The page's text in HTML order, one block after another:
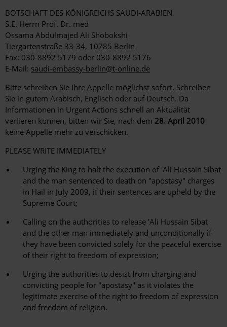
BOTSCHAFT DES KÖNIGREICHS SAUDI-ARABIEN
S.E. Herrn Prof. Dr. med
Ossama Abdulmajed Ali Shobokshi
Tiergartenstraße 33-34, 10785 Berlin
Fax: 030-8892 5179 oder 030-8892 5176
E-Mail: saudi-embassy-berlin@t-online.de
Bitte schreiben Sie Ihre Appelle möglichst sofort. Schreiben
Sie in gutem Arabisch, Englisch oder auf Deutsch. Da
Informationen in Urgent Actions schnell an Aktualität
verlieren können, bitten wir Sie, nach dem 28. April 2010
keine Appelle mehr zu verschicken.
PLEASE WRITE IMMEDIATELY
Urging the King to halt the execution of 'Ali Hussain Sibat
and the man sentenced to death on "apostasy" charges
in Hail in July 2009, if their sentences are upheld by the
Supreme Court;
Calling on the authorities to release 'Ali Hussain Sibat
and the other man immediately and unconditionally if
they have been convicted solely for the peaceful exercise
of their right to freedom of expression;
Urging the authorities to desist from charging and
convicting people for "apostasy" as it violates the
legitimate exercise of the right to freedom of expression
and freedom of religion.